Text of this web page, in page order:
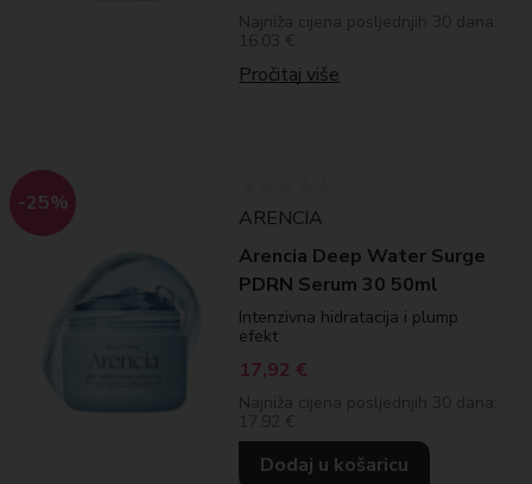
Najniža cijena posljednjih 30 dana:
16.03 €
Pročitaj više
-25%
ARENCIA
Arencia Deep Water Surge
PDRN Serum 30 50ml
Intenzivna hidratacija i plump
efekt
17,92 €
Najniža cijena posljednjih 30 dana:
17.92 €
Dodaj u košaricu